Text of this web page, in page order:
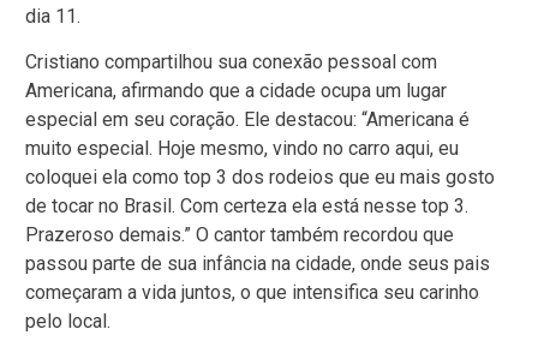
dia 11.
Cristiano compartilhou sua conexão pessoal com
Americana, afirmando que a cidade ocupa um lugar
especial em seu coração. Ele destacou: “Americana é
muito especial. Hoje mesmo, vindo no carro aqui, eu
coloquei ela como top 3 dos rodeios que eu mais gosto
de tocar no Brasil. Com certeza ela está nesse top 3.
Prazeroso demais.” O cantor também recordou que
passou parte de sua infância na cidade, onde seus pais
começaram a vida juntos, o que intensifica seu carinho
pelo local.